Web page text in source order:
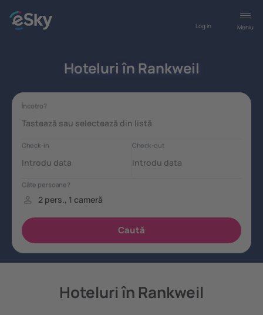
Meniu
Log in
Hoteluri în Rankweil
Hoteluri în Rankweil